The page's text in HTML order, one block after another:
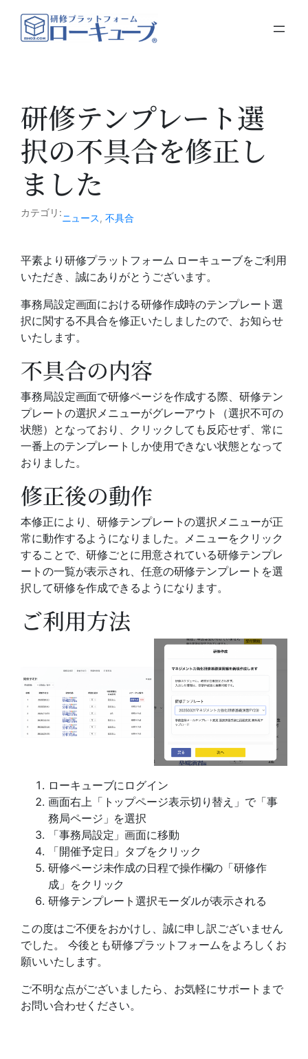
研修テンプレート選
択の不具合を修正し
ました
カテゴリ:ニュース , 不具合
平素より研修プラットフォーム ローキューブをご利用
いただき、誠にありがとうございます。
事務局設定画面における研修作成時のテンプレート選
択に関する不具合を修正いたしましたので、お知らせ
いたします。
不具合の内容
事務局設定画面で研修ページを作成する際、研修テン
プレートの選択メニューがグレーアウト（選択不可の
状態）となっており、クリックしても反応せず、常に
一番上のテンプレートしか使用できない状態となって
おりました。
修正後の動作
本修正により、研修テンプレートの選択メニューが正
常に動作するようになりました。メニューをクリック
することで、研修ごとに用意されている研修テンプレ
ートの一覧が表示され、任意の研修テンプレートを選
択して研修を作成できるようになります。
ご利用方法
ローキューブにログイン
画面右上「トップページ表示切り替え」で「事
務局ページ」を選択
「事務局設定」画面に移動
「開催予定日」タブをクリック
研修ページ未作成の日程で操作欄の「研修作
成」をクリック
研修テンプレート選択モーダルが表示される
この度はご不便をおかけし、誠に申し訳ございません
でした。 今後とも研修プラットフォームをよろしくお
願いいたします。
ご不明な点がございましたら、お気軽にサポートまで
お問い合わせください。